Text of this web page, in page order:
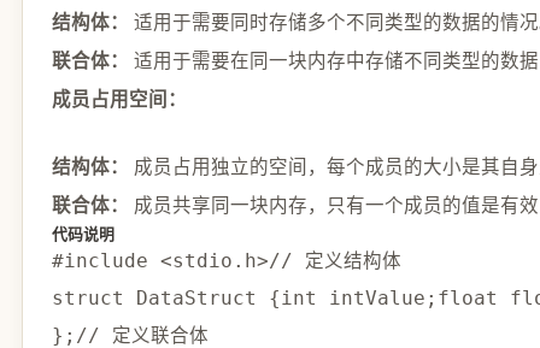
结构体：
适用于需要同时存储多个不同类型的数据的情
联合体：
适用于需要在同一块内存中存储不同类型的数
成员占用空间：
结构体：
成员占用独立的空间，每个成员的大小是其自
联合体：
成员共享同一块内存，只有一个成员的值是有
代码说明
#include <stdio.h>// 定义结构体
struct
DataStruct {int intValue ; float
} ; // 定义联合体